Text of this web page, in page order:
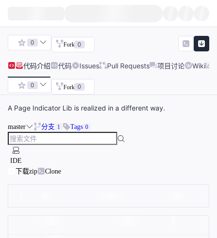
0 Fork 0
代码介绍 代码 Issues Pull Requests 项目讨论 Wiki
0 Fork 0
A Page Indicator Lib is realized in a different way.
master 分支 1 Tags 0
IDE
下载zip
Clone